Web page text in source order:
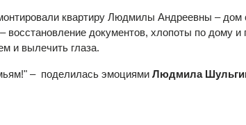
квартиру Людмилы Андреевны – дом
восстановление документов, хлопоты по дому
и вылечить глаза.
– поделилась эмоциями Людмила